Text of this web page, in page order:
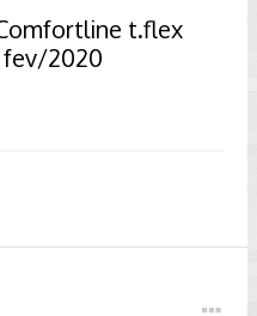
t.flex
fev/2020